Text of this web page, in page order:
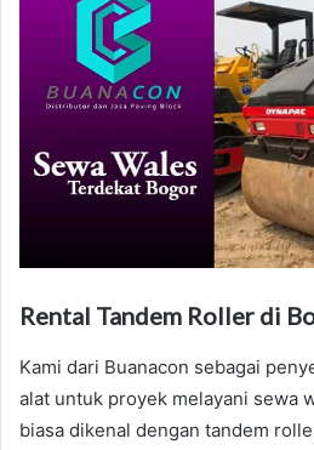
Rental Tandem Roller di
Kami dari Buanacon sebagai
alat untuk proyek melayani sewa
biasa dikenal dengan tandem